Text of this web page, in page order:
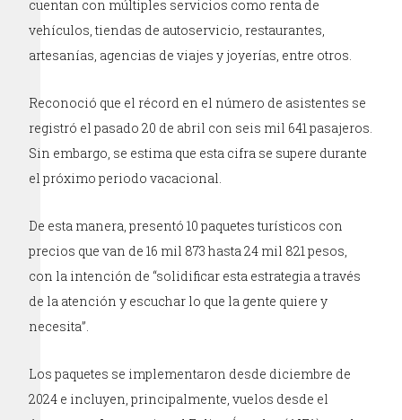
cuentan con múltiples servicios como renta de
vehículos, tiendas de autoservicio, restaurantes,
artesanías, agencias de viajes y joyerías, entre otros.
Reconoció que el récord en el número de asistentes se
registró el pasado 20 de abril con seis mil 641 pasajeros.
Sin embargo, se estima que esta cifra se supere durante
el próximo periodo vacacional.
De esta manera, presentó 10 paquetes turísticos con
precios que van de 16 mil 873 hasta 24 mil 821 pesos,
con la intención de “solidificar esta estrategia a través
de la atención y escuchar lo que la gente quiere y
necesita”.
Los paquetes se implementaron desde diciembre de
2024 e incluyen, principalmente, vuelos desde el